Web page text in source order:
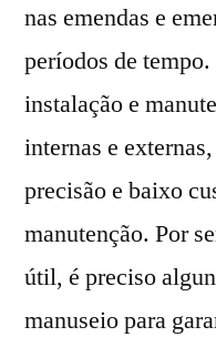
nas emendas e
períodos de
instalação e
internas e
precisão e baixo
manutenção. Por
útil, é preciso
manuseio para